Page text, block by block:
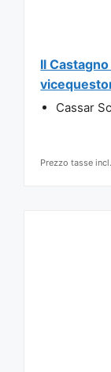
Il
Cassar
Prezzo tasse